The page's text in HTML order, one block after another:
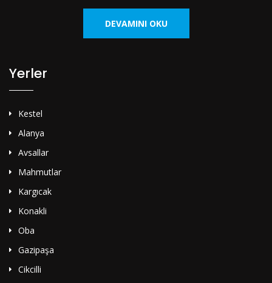
DEVAMINI OKU
Yerler
Kestel
Alanya
Avsallar
Mahmutlar
Kargıcak
Konakli
Oba
Gazipaşa
Cikcilli